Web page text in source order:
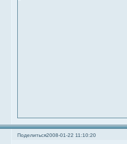
Поделиться2008-01-22 11:10:20